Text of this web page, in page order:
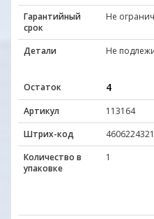
Гарантийный
срок
Не
Детали Не
Остаток 4
Артикул
113164
Штрих-код
Количество в
упаковке
1